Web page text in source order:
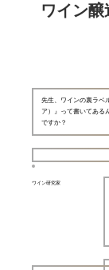
ワイン
先生、ワインの裏ラベ
ア）』って書いてある
ですか？
ワイン研究家